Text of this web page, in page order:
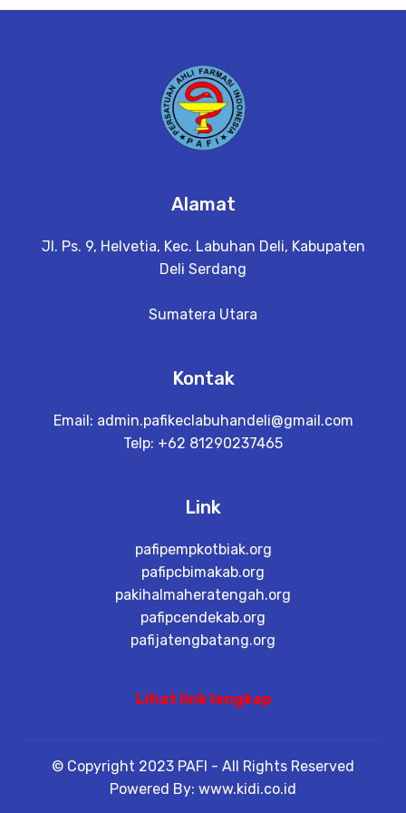
Alamat
Jl. Ps. 9, Helvetia, Kec. Labuhan Deli, Kabupaten
Deli Serdang
Sumatera Utara
Kontak
Email: admin.pafikeclabuhandeli@gmail.com
Telp: +62 81290237465
Link
pafipempkotbiak.org
pafipcbimakab.org
pakihalmaheratengah.org
pafipcendekab.org
pafijatengbatang.org
Lihat link lengkap
© Copyright 2023 PAFI - All Rights Reserved
Powered By: www.kidi.co.id